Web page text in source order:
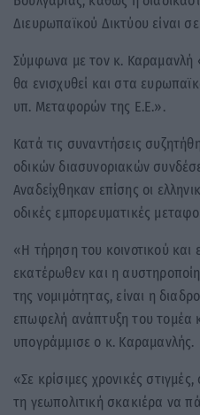
Διευρωπαϊκού Δικτύου είναι σε
Σύμφωνα με τον κ.
θα ενισχυθεί και στα
υπ. Μεταφορών της Ε.Ε.».
Κατά τις συναντήσεις
οδικών διασυνοριακών
Αναδείχθηκαν επίσης οι
οδικές εμπορευματικές
«Η τήρηση του κοινοτικού και
εκατέρωθεν και η
της νομιμότητας, είναι η
επωφελή ανάπτυξη του τομέα
υπογράμμισε ο κ. Καραμανλής.
«Σε κρίσιμες χρονικές
τη γεωπολιτική σκακιέρα να